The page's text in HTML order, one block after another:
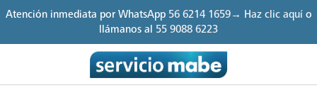
to
to
Atención inmediata por WhatsApp 56 6214 1659→ Haz clic aquío
llámanos al 55 9088 6223